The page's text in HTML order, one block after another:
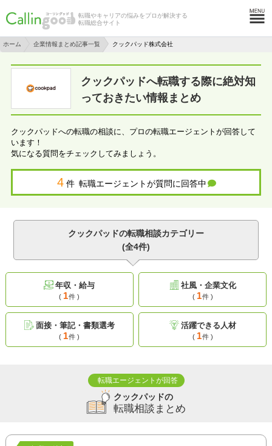
転職やキャリアの悩みをプロが解決する
転職総合サイト
ホーム 企業情報まとめ記事一覧 クックパッド株式会社
クックパッドへ転職する際に絶対知
っておきたい情報まとめ
クックパッドへの転職の相談に、プロの転職エージェントが回答して
います！
気になる質問をチェックしてみましょう。
4 件 転職エージェントが質問に回答中
クックパッドの転職相談カテゴリー
(全4件)
年収・給与
( 1件 )
社風・企業文化
( 1件 )
面接・筆記・書類選考
( 1件 )
活躍できる人材
( 1件 )
転職エージェントが回答
クックパッドの
転職相談まとめ